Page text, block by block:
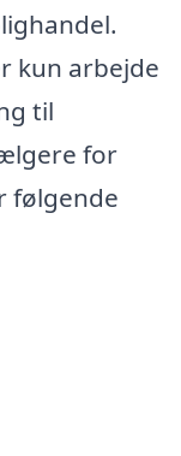
kun arbejde
til
for
følgende